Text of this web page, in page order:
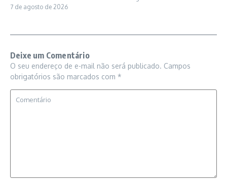
7 de agosto de 2026
Deixe um Comentário
O seu endereço de e-mail não será publicado. Campos
obrigatórios são marcados com *